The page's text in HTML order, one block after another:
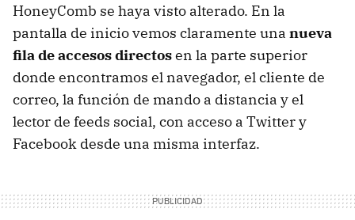
HoneyComb se haya visto alterado. En la
pantalla de inicio vemos claramente una nueva
fila de accesos directosen la parte superior
donde encontramos el navegador, el cliente de
correo, la función de mando a distancia y el
lector de feeds social, con acceso a Twitter y
Facebook desde una misma interfaz.